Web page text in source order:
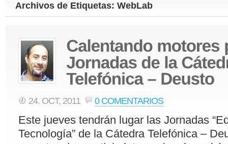
Archivos de Etiquetas: WebLab
24. OCT, 2011 0 COMENTARIOS
Este jueves tendrán lugar las Jornadas
Tecnología” de la Cátedra Telefónica –